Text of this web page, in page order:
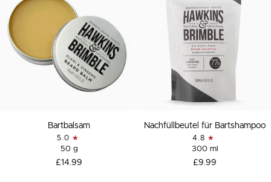
Bartbalsam
5.0
50 g
£14.99
Nachfüllbeutel
Nachfüllbeutel für Bartshampoo
4.8
300 ml
£9.99